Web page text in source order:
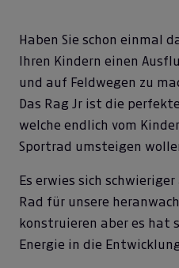
Haben Sie schon einmal
Ihren Kindern einen
und auf Feldwegen zu
Das Rag Jr ist die
welche endlich vom
Sportrad umsteigen
Es erwies sich
Rad für unsere
konstruieren aber es hat
Energie in die